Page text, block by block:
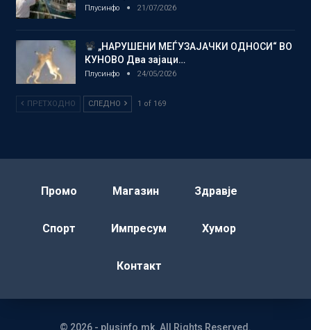
Плусинфо 21/07/2026
„НАРУШЕНИ МЕЃУЗАЈАЧКИ ОДНОСИ“ ВО
КУНОВО Два зајаци…
Плусинфо 24/05/2026
ПРЕТХОДНО СЛЕДНО 1 of 169
Промо Магазин Здравје
Спорт Импресум Хумор
Контакт
© 2026 - plusinfo.mk. All Rights Reserved.